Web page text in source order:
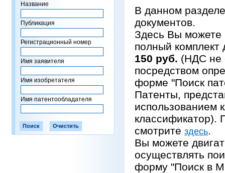
Название
Публикация
Регистрационный номер
Имя заявителя
Имя изобретателя
Имя патентообладателя
В данном
документов.
Здесь Вы можете
полный комплект
150 руб. (НДС не
посредством
форме "Поиск
Патенты,
использованием
классификатор).
смотрите здесь.
Вы можете
осуществлять
форму "Поиск в